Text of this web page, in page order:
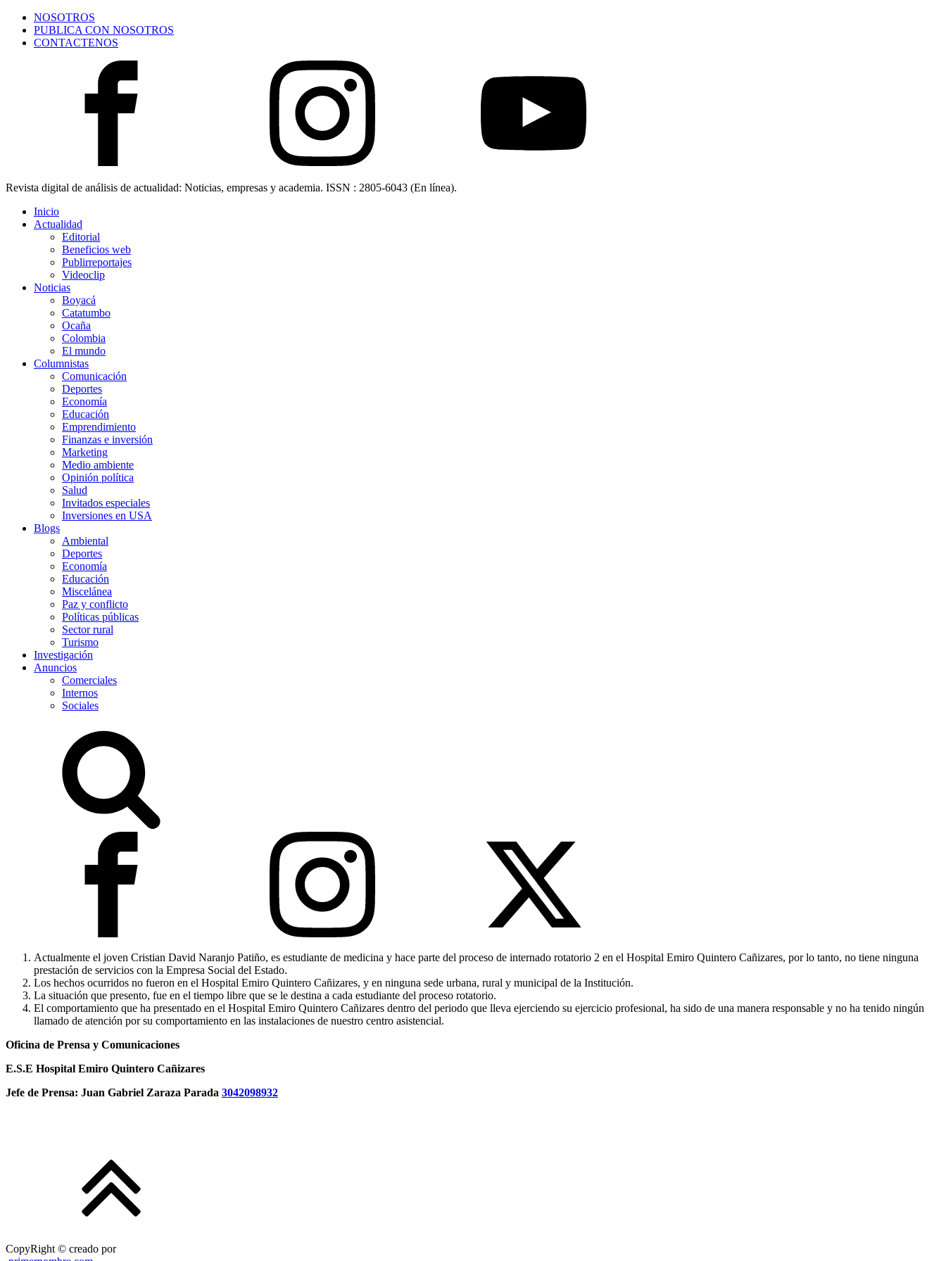
NOSOTROS
PUBLICA CON NOSOTROS
CONTACTENOS
Revista digital de análisis de actualidad: Noticias, empresas y academia. ISSN : 2805-6043 (En línea).
Inicio
Actualidad
Editorial
Beneficios web
Publirreportajes
Videoclip
Noticias
Boyacá
Catatumbo
Ocaña
Colombia
El mundo
Columnistas
Comunicación
Deportes
Economía
Educación
Emprendimiento
Finanzas e inversión
Marketing
Medio ambiente
Opinión política
Salud
Invitados especiales
Inversiones en USA
Blogs
Ambiental
Deportes
Economía
Educación
Miscelánea
Paz y conflicto
Políticas públicas
Sector rural
Turismo
Investigación
Anuncios
Comerciales
Internos
Sociales
Actualmente el joven Cristian David Naranjo Patiño, es estudiante de medicina y hace parte del proceso de internado rotatorio 2 en el Hospital Emiro Quintero Cañizares, por lo tanto, no tiene ninguna
prestación de servicios con la Empresa Social del Estado.
Los hechos ocurridos no fueron en el Hospital Emiro Quintero Cañizares, y en ninguna sede urbana, rural y municipal de la Institución.
La situación que presento, fue en el tiempo libre que se le destina a cada estudiante del proceso rotatorio.
El comportamiento que ha presentado en el Hospital Emiro Quintero Cañizares dentro del periodo que lleva ejerciendo su ejercicio profesional, ha sido de una manera responsable y no ha tenido ningún
llamado de atención por su comportamiento en las instalaciones de nuestro centro asistencial.
Oficina de Prensa y Comunicaciones
E.S.E Hospital Emiro Quintero Cañizares
Jefe de Prensa: Juan Gabriel Zaraza Parada 3042098932
CopyRight © creado por